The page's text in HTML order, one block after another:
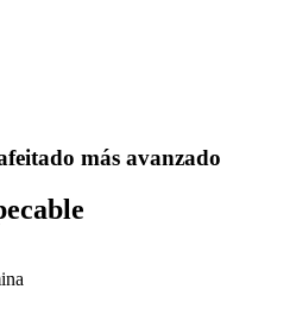
más avanzado